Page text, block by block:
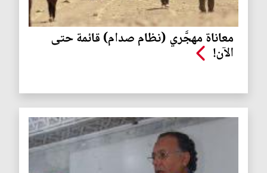
معاناة مهجَّري (نظام صدام) قائمة حتى
الآن!